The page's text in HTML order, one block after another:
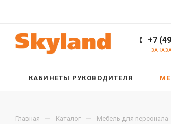
+7
КАБИНЕТЫ РУКОВОДИТЕЛЯ
Главная — Каталог — Мебель для персонала